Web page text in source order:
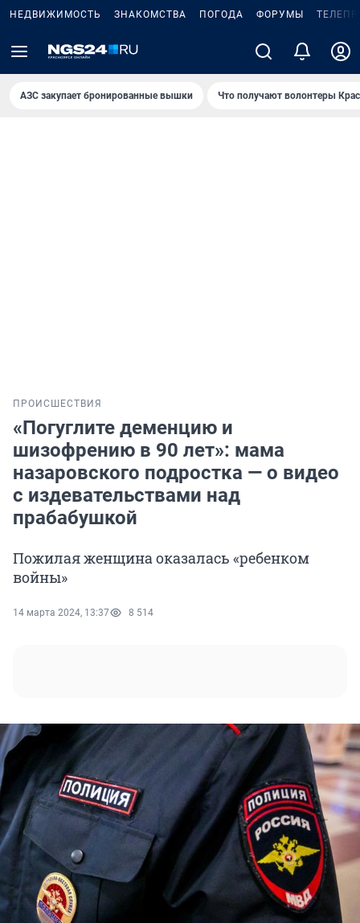
НЕДВИЖИМОСТЬ ЗНАКОМСТВА ПОГОДА ФОРУМЫ
AЗС закупает бронированные вышки Что получают волонтеры
ПРОИСШЕСТВИЯ
«Погуглите деменцию и
шизофрению в 90 лет»: мама
назаровского подростка — о видео
с издевательствами над
прабабушкой
Пожилая женщина оказалась «ребенком
войны»
14 марта 2024, 13:37 8 514